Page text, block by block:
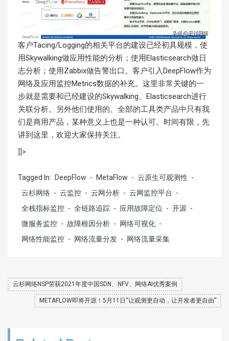
客户Tacing/Logging的相关平台的建设已经初具规模，使
用Skywalking做应用性能的分析；使用Elasticsearch做日
志分析；使用Zabbix做告警出口。客户引入DeepFlow作为
网络及应用监控Metrics数据的补充。这里非常关键的一
步就是需要和已经建设的Skywalking、Elasticsearch进行
关联分析。另外他们使用的、全部的工具类产品中只有我
们是商用产品，某种意义上也是一种认可。时间有限，先
讲到这里，欢迎大家保持关注。
]]>
Tagged In: DeepFlow - MetaFlow - 云原生可观测性 -
云杉网络 - 云监控 - 云网分析 - 云网监控平台 -
全栈指标监控 - 全链路追踪 - 应用故障定位 - 开源 -
微服务监控 - 故障根因分析 - 网络可视化 -
网络性能监控 - 网络流量分发 - 网络流量采集
云杉网络NSP荣获2021年度中国SDN、NFV、网络AI优秀案例
METAFLOW即将开源！5月11日“让观测更自动，让开发者更自由”